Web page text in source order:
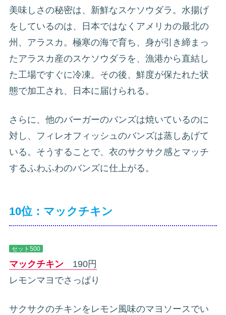
美味しさの秘密は、新鮮なスケソウダラ。水揚げ
をしているのは、日本ではなくアメリカの最北の
州、アラスカ。極寒の海で育ち、身が引き締まっ
たアラスカ産のスケソウダラを、漁港から直結し
た工場ですぐに冷凍。その後、鮮度が保たれた状
態で加工され、日本に届けられる。
さらに、他のバーガーのバンズは焼いているのに
対し、フィレオフィッシュのバンズは蒸しあげて
いる。そうすることで、衣のサクサク感とマッチ
するふわふわのバンズに仕上がる。
10位：マックチキン
セット500
マックチキン 190円
レモンマヨでさっぱり
サクサクのチキンをレモン風味のマヨソースでい